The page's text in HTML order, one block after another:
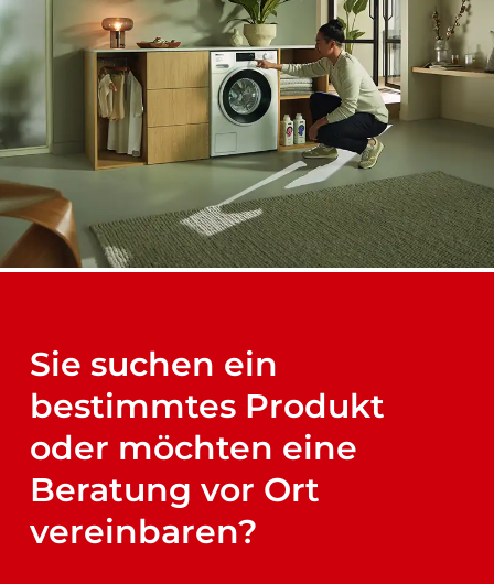
Sie suchen ein
bestimmtes Produkt
oder möchten eine
Beratung vor Ort
vereinbaren?